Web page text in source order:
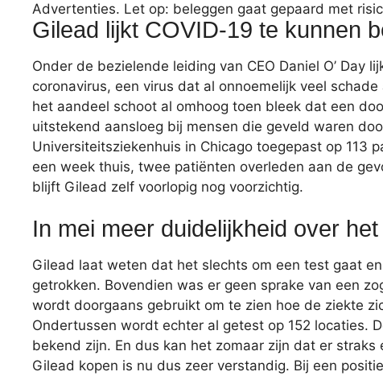
Advertenties. Let op: beleggen gaat gepaard met
Gilead lijkt COVID-19 te kunnen
Onder de bezielende leiding van CEO Daniel O’
coronavirus, een virus dat al onnoemelijk veel
het aandeel schoot al omhoog toen bleek dat een
uitstekend aansloeg bij mensen die geveld waren
Universiteitsziekenhuis in Chicago toegepast op 113
een week thuis, twee patiënten overleden aan de
blijft Gilead zelf voorlopig nog voorzichtig.
In mei meer duidelijkheid over
Gilead laat weten dat het slechts om een test gaat
getrokken. Bovendien was er geen sprake van een
wordt doorgaans gebruikt om te zien hoe de ziekte
Ondertussen wordt echter al getest op 152 locaties.
bekend zijn. En dus kan het zomaar zijn dat er
Gilead kopen is nu dus zeer verstandig. Bij een